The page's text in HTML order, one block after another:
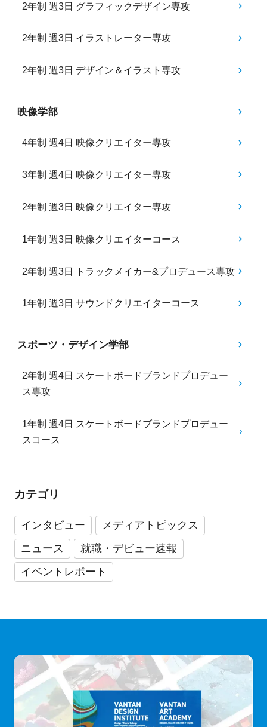
2年制 週3日 グラフィックデザイン専攻
2年制 週3日 イラストレーター専攻
2年制 週3日 デザイン＆イラスト専攻
映像学部
4年制 週4日 映像クリエイター専攻
3年制 週4日 映像クリエイター専攻
2年制 週3日 映像クリエイター専攻
1年制 週3日 映像クリエイターコース
2年制 週3日 トラックメイカー&プロデュース専攻
1年制 週3日 サウンドクリエイターコース
スポーツ・デザイン学部
2年制 週4日 スケートボードブランドプロデュー
ス専攻
1年制 週4日 スケートボードブランドプロデュー
スコース
カテゴリ
インタビュー
メディアトピックス
ニュース
就職・デビュー速報
イベントレポート